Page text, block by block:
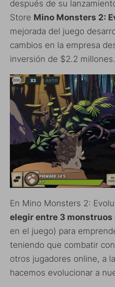
después de su
Store Mino Monsters 2:
mejorada del juego
cambios en la empresa
inversión de $2.2 millones.
En Mino Monsters 2:
elegir entre 3 monstruos
en el juego) para
teniendo que combatir
otros jugadores online, a
hacemos evolucionar a